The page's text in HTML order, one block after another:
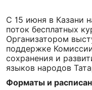
С 15 июня в Казани
поток бесплатных
Организатором
поддержке
сохранения и
языков народов
Форматы и